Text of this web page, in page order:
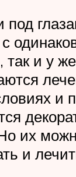
под
так и у
и
их
и